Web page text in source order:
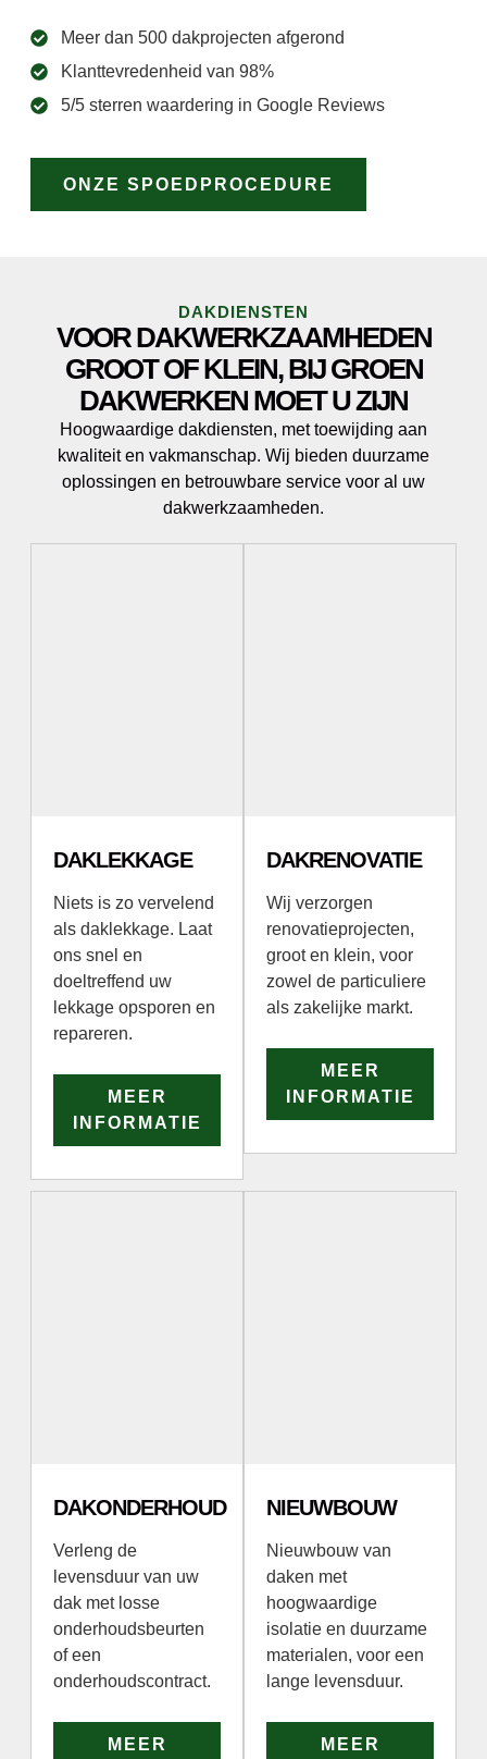
Meer dan 500 dakprojecten afgerond
Klanttevredenheid van 98%
5/5 sterren waardering in Google Reviews
ONZE SPOEDPROCEDURE
DAKDIENSTEN
VOOR DAKWERKZAAMHEDEN
GROOT OF KLEIN, BIJ GROEN
DAKWERKEN MOET U ZIJN
Hoogwaardige dakdiensten, met toewijding aan
kwaliteit en vakmanschap. Wij bieden duurzame
oplossingen en betrouwbare service voor al uw
dakwerkzaamheden.
DAKLEKKAGE
Niets is zo vervelend
als daklekkage. Laat
ons snel en
doeltreffend uw
lekkage opsporen en
repareren.
MEER
INFORMATIE
DAKRENOVATIE
Wij verzorgen
renovatieprojecten,
groot en klein, voor
zowel de particuliere
als zakelijke markt.
MEER
INFORMATIE
DAKONDERHOUD
Verleng de
levensduur van uw
dak met losse
onderhoudsbeurten
of een
onderhoudscontract.
MEER
NIEUWBOUW
Nieuwbouw van
daken met
hoogwaardige
isolatie en duurzame
materialen, voor een
lange levensduur.
MEER